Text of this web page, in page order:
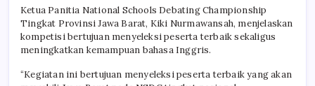
Ketua Panitia National Schools Debating Championship
Tingkat Provinsi Jawa Barat, Kiki Nurmawansah, menjelaskan
kompetisi bertujuan menyeleksi peserta terbaik sekaligus
meningkatkan kemampuan bahasa Inggris.
“Kegiatan ini bertujuan menyeleksi peserta terbaik yang akan